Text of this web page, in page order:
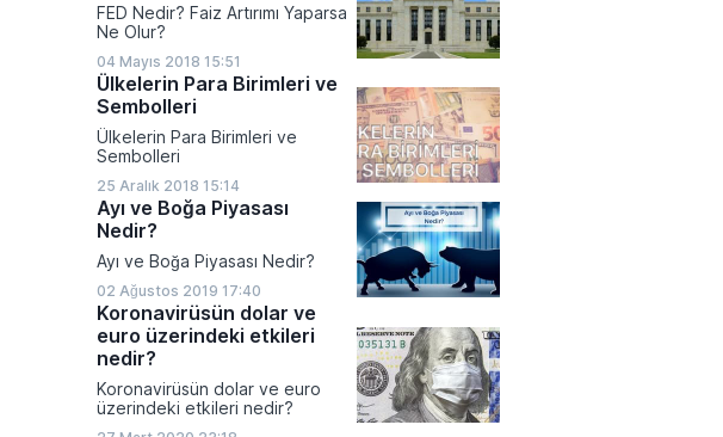
FED Nedir? Faiz Artırımı Yaparsa
Ne Olur?
04 Mayıs 2018 15:51
Ülkelerin Para Birimleri ve
Sembolleri
Ülkelerin Para Birimleri ve
Sembolleri
25 Aralık 2018 15:14
Ayı ve Boğa Piyasası
Nedir?
Ayı ve Boğa Piyasası Nedir?
02 Ağustos 2019 17:40
Koronavirüsün dolar ve
euro üzerindeki etkileri
nedir?
Koronavirüsün dolar ve euro
üzerindeki etkileri nedir?